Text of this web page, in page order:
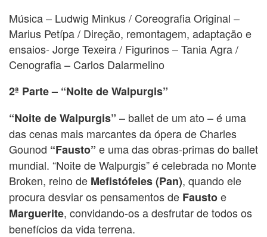
Música – Ludwig Minkus / Coreografia Original –
Marius Petípa / Direção, remontagem, adaptação e
ensaios- Jorge Texeira / Figurinos – Tania Agra /
Cenografia – Carlos Dalarmelino
2ª Parte – “Noite de Walpurgis”
“Noite de Walpurgis” – ballet de um ato – é uma
das cenas mais marcantes da ópera de Charles
Gounod “Fausto” e uma das obras-primas do ballet
mundial. “Noite de Walpurgis” é celebrada no Monte
Broken, reino de Mefistófeles (Pan), quando ele
procura desviar os pensamentos de Faustoe
Marguerite, convidando-os a desfrutar de todos os
benefícios da vida terrena.